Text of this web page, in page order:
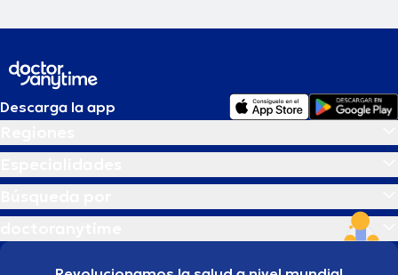
Descarga la app